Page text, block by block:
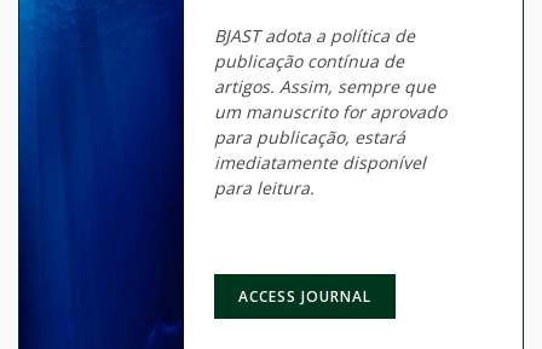
BJAST adota a política de
publicação contínua de
artigos. Assim, sempre que
um manuscrito for aprovado
para publicação, estará
imediatamente disponível
para leitura.
ACCESS JOURNAL